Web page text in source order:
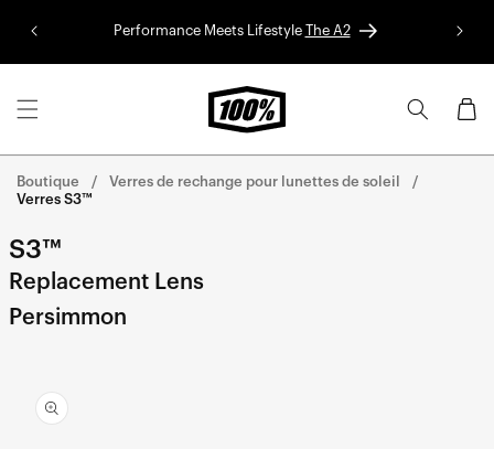
contenu
Performance Meets Lifestyle The A2
Panier
Boutique
Verres de rechange pour lunettes de soleil
Verres S3™
S3™
Replacement Lens
Persimmon
informations
sur le